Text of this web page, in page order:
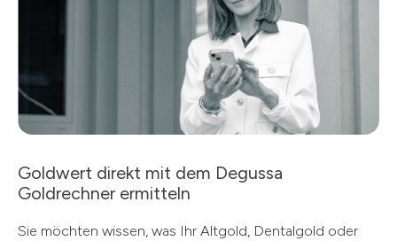
Goldwert direkt mit dem Degussa
Goldrechner ermitteln
Sie möchten wissen, was Ihr Altgold, Dentalgold oder